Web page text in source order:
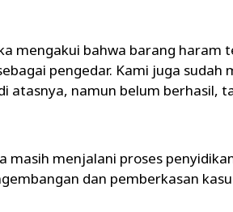
mengakui bahwa barang haram
pengedar. Kami juga sudah
atasnya, namun belum berhasil,
masih menjalani proses
dan pemberkasan